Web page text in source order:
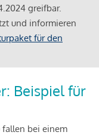
greifbar.
und informieren
für den
Beispiel für
fallen bei einem